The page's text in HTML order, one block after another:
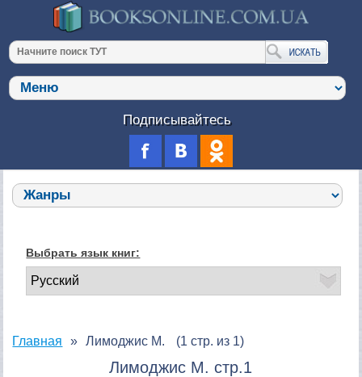
Подписывайтесь
Выбрать язык книг:
Главная Лимоджис М. (1 стр. из 1)
Лимоджис М. стр.1